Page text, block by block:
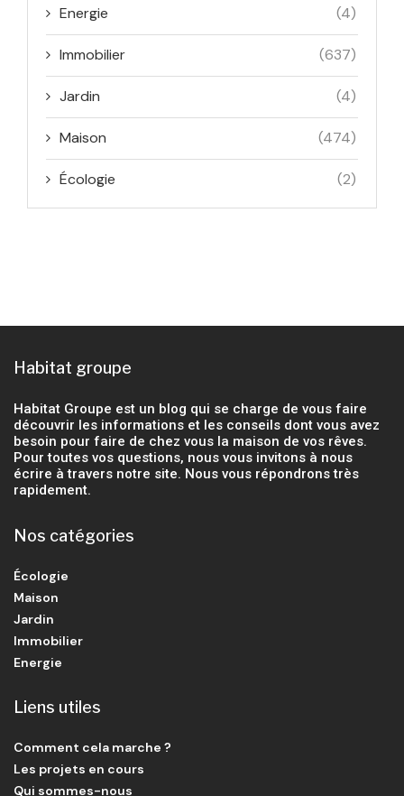
Energie (4)
Immobilier (637)
Jardin (4)
Maison (474)
Écologie (2)
Habitat groupe
Habitat Groupe est un blog qui se charge de vous faire
découvrir les informations et les conseils dont vous avez
besoin pour faire de chez vous la maison de vos rêves.
Pour toutes vos questions, nous vous invitons à nous
écrire à travers notre site. Nous vous répondrons très
rapidement.
Nos catégories
Écologie
Maison
Jardin
Immobilier
Energie
Liens utiles
Comment cela marche ?
Les projets en cours
Qui sommes-nous